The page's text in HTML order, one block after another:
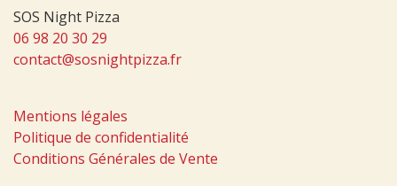
SOS Night Pizza
06 98 20 30 29
contact@sosnightpizza.fr
Mentions légales
Politique de confidentialité
Conditions Générales de Vente